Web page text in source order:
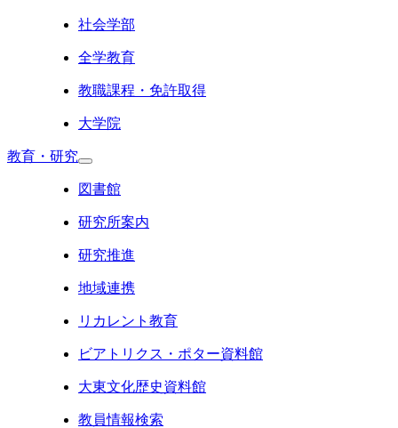
社会学部
全学教育
教職課程・免許取得
大学院
教育・研究
図書館
研究所案内
研究推進
地域連携
リカレント教育
ビアトリクス・ポター資料館
大東文化歴史資料館
教員情報検索